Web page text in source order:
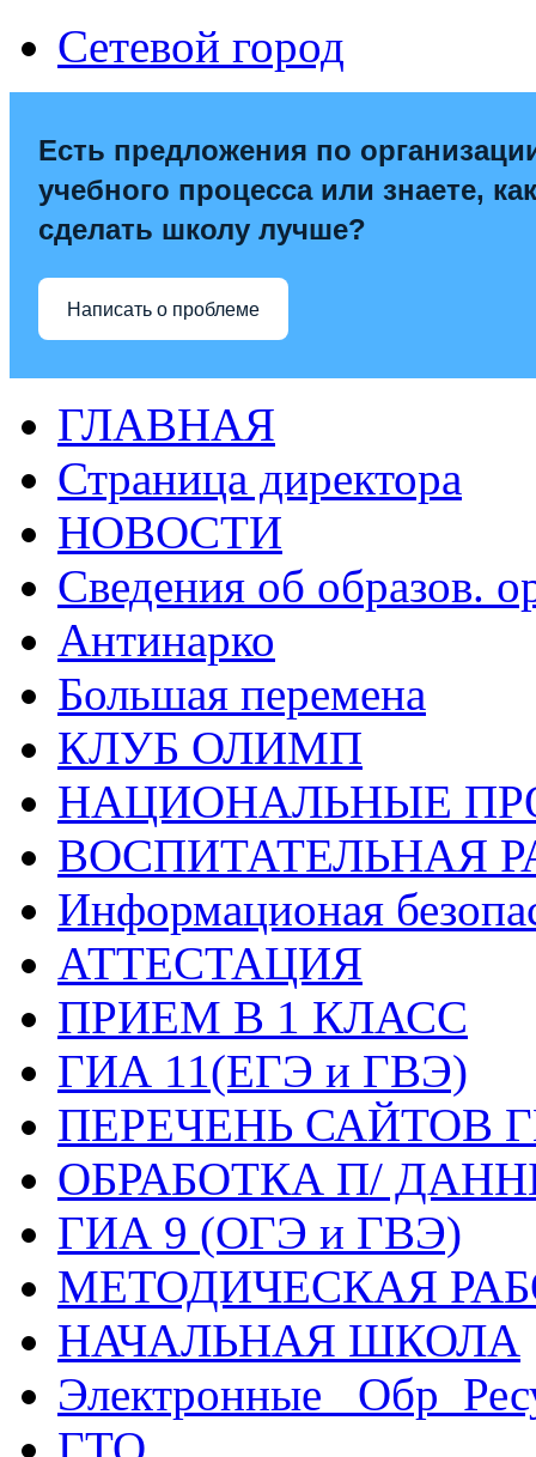
Сетевой город
Есть предложения по
учебного процесса или знаете, как
сделать школу лучше?
Написать о проблеме
ГЛАВНАЯ
Страница директора
НОВОСТИ
Сведения об образов.
Антинарко
Большая перемена
КЛУБ ОЛИМП
НАЦИОНАЛЬНЫЕ
ВОСПИТАТЕЛЬНАЯ
Информационая
АТТЕСТАЦИЯ
ПРИЕМ В 1 КЛАСС
ГИА 11(ЕГЭ и ГВЭ)
ПЕРЕЧЕНЬ САЙТОВ
ОБРАБОТКА П/
ГИА 9 (ОГЭ и ГВЭ)
МЕТОДИЧЕСКАЯ
НАЧАЛЬНАЯ ШКОЛА
Электронные